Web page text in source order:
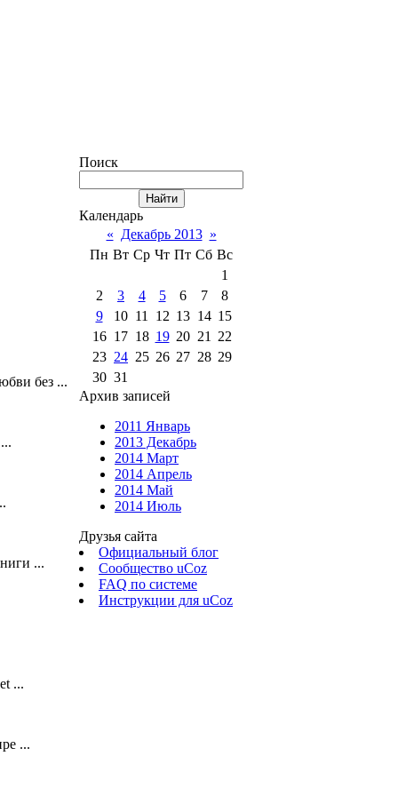
без ...
...
...
...
Поиск
Календарь
« Декабрь 2013 »
Пн Вт Ср Чт Пт Сб Вс
1
2
3 4 5 6 7
8
9
10 11 12 13 14 15
16 17 18 19 20 21
22
23 24 25 26 27 28 29
30 31
Архив записей
2011 Январь
2013 Декабрь
2014 Март
2014 Апрель
2014 Май
2014 Июль
Друзья сайта
Официальный блог
Сообщество uCoz
FAQ по системе
Инструкции для uCoz